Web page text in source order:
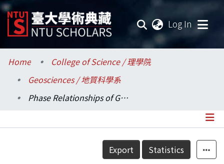
Log In
Communities & Collections
Research Outputs
Home
College of Science / 理學院
Geosciences / 地質科學系
Phase Relationships of Gabbro-Tonalite-Granite-Water at 15 Kb with Application to Differentiation and Anatexis
Details
Export Statistics